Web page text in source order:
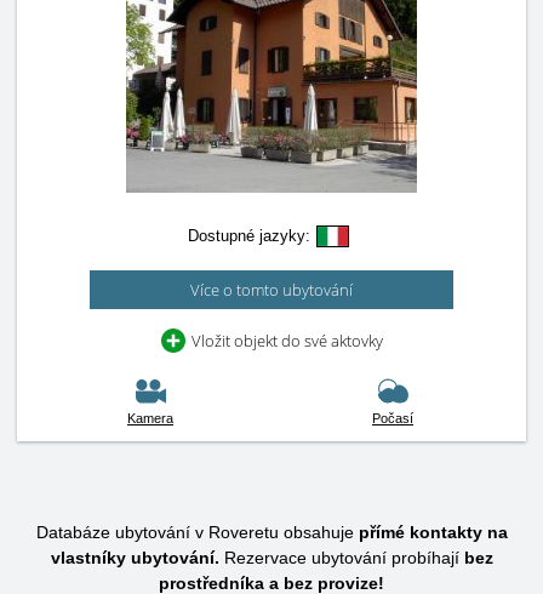
Dostupné jazyky:
Více o tomto ubytování
Vložit objekt do své aktovky
Kamera Počasí
Databáze ubytování v Roveretu obsahuje přímé kontakty na
vlastníky ubytování. Rezervace ubytování probíhají bez
prostředníka a bez provize!